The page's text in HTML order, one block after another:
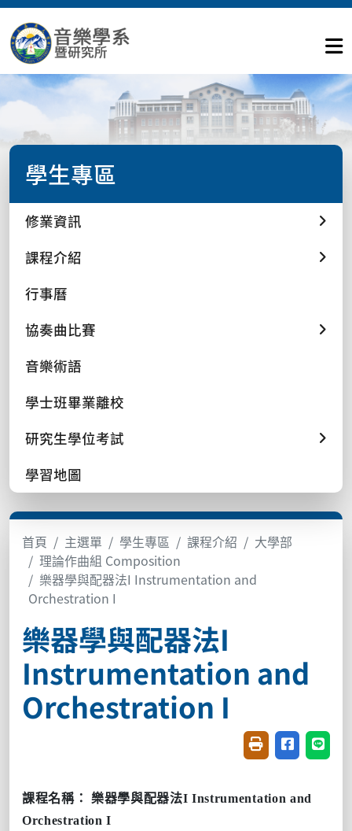
學生專區
修業資訊
課程介紹
行事曆
協奏曲比賽
音樂術語
學士班畢業離校
研究生學位考試
學習地圖
首頁 主選單 學生專區 課程介紹
大學部
理論作曲組 Composition
樂器學與配器法I Instrumentation and
Orchestration I
樂器學與配器法I
Instrumentation and
Orchestration I
友善列印(開新視
分享至臉書
分享
課程名稱：樂器學與配器法I Instrumentation and
Orchestration I